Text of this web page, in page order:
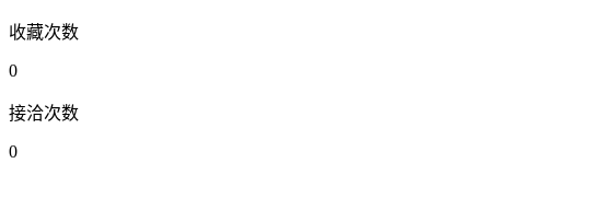
收藏次数
0
接洽次数
0